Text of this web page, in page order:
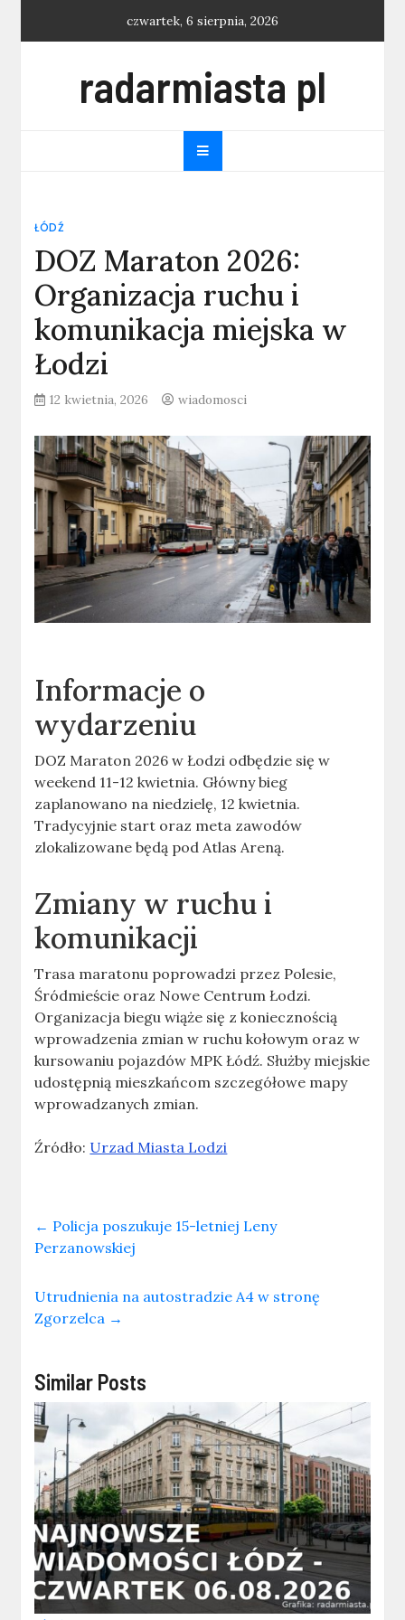
czwartek, 6 sierpnia, 2026
radarmiasta pl
ŁÓDŹ
DOZ Maraton 2026:
Organizacja ruchu i
komunikacja miejska w
Łodzi
12 kwietnia, 2026 wiadomosci
Informacje o
wydarzeniu
DOZ Maraton 2026 w Łodzi odbędzie się w
weekend 11-12 kwietnia. Główny bieg
zaplanowano na niedzielę, 12 kwietnia.
Tradycyjnie start oraz meta zawodów
zlokalizowane będą pod Atlas Areną.
Zmiany w ruchu i
komunikacji
Trasa maratonu poprowadzi przez Polesie,
Śródmieście oraz Nowe Centrum Łodzi.
Organizacja biegu wiąże się z koniecznością
wprowadzenia zmian w ruchu kołowym oraz w
kursowaniu pojazdów MPK Łódź. Służby miejskie
udostępnią mieszkańcom szczegółowe mapy
wprowadzanych zmian.
Źródło: Urzad Miasta Lodzi
← Policja poszukuje 15-letniej Leny
Perzanowskiej
Utrudnienia na autostradzie A4 w stronę
Zgorzelca →
Similar Posts